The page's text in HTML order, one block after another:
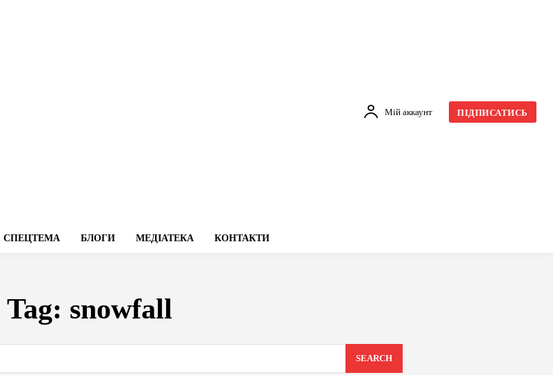
Мій аккаунт ПІДПИСАТИСЬ
СПЕЦТЕМА БЛОГИ МЕДІАТЕКА КОНТАКТИ
Tag: snowfall
SEARCH